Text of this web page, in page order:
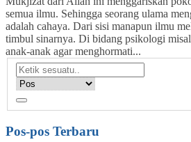
semua ilmu. Sehingga seorang ulama
adalah cahaya. Dari sisi manapun ilmu
timbul sinarnya. Di bidang psikologi
anak-anak agar menghormati...
Pos-pos Terbaru